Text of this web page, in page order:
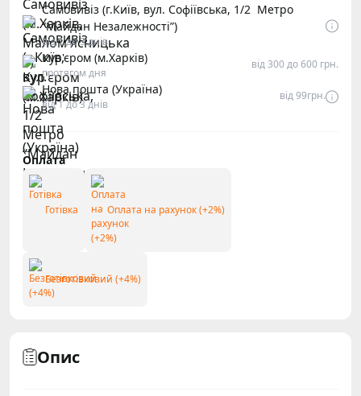
Самовивіз (г.Київ, вул. Софіївська, 1/2 Метро
“Майдан Незалежності”)
від 1 до 3 днів
Кур'єром (м.Харків)
протягом дня
від 300 до 600 грн.
Нова пошта (Україна)
від 1 до 3 днів
від 99грн.
Оплата
Готівка Оплата на рахунок (+2%)
Безготівковий (+4%)
Опис